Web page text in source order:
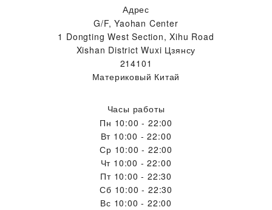
Адрес
G/F, Yaohan Center
1 Dongting West Section, Xihu Road
Xishan District Wuxi Цзянсу
214101
Материковый Китай
Часы работы
Пн 10:00 - 22:00
Вт 10:00 - 22:00
Ср 10:00 - 22:00
Чт 10:00 - 22:00
Пт 10:00 - 22:30
Сб 10:00 - 22:30
Вс 10:00 - 22:00